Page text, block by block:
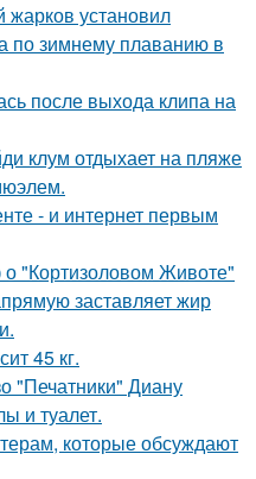
жарков установил
по зимнему плаванию в
после выхода клипа на
клум отдыхает на пляже
- и интернет первым
о "Кортизоловом Животе"
заставляет жир
45 кг.
"Печатники" Диану
и туалет.
которые обсуждают